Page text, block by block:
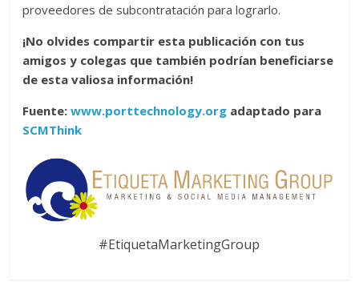
proveedores de subcontratación para lograrlo.
¡No olvides compartir esta publicación con tus
amigos y colegas que también podrían beneficiarse
de esta valiosa información!
Fuente:www.porttechnology.org adaptado para
SCMThink
#EtiquetaMarketingGroup